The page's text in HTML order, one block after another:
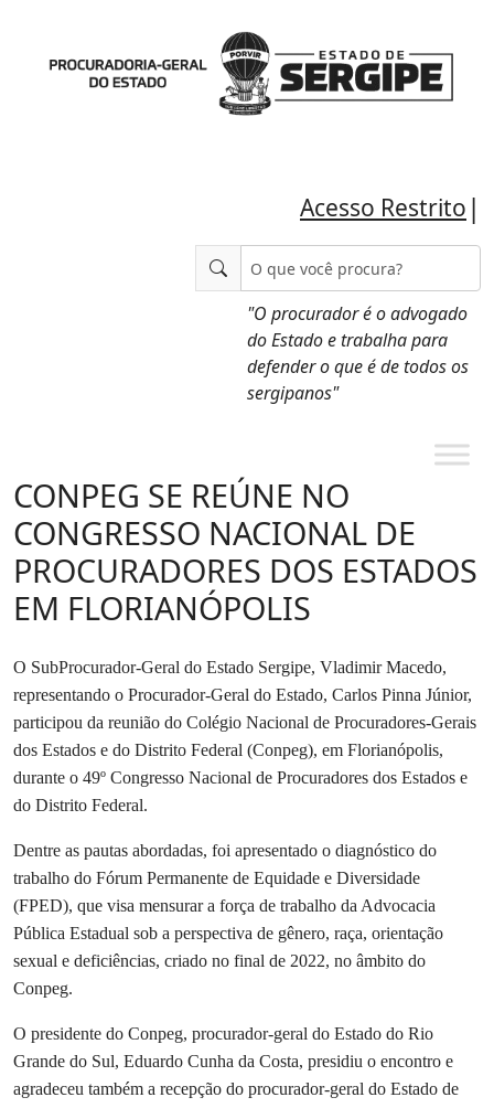
Acesso Restrito |
"O procurador é o advogado
do Estado e trabalha para
defender o que é de todos os
sergipanos"
CONPEG SE REÚNE NO
CONGRESSO NACIONAL DE
PROCURADORES DOS ESTADOS
EM FLORIANÓPOLIS
O SubProcurador-Geral do Estado Sergipe, Vladimir Macedo,
representando o Procurador-Geral do Estado, Carlos Pinna Júnior,
participou da reunião do Colégio Nacional de Procuradores-Gerais
dos Estados e do Distrito Federal (Conpeg), em Florianópolis,
durante o 49º Congresso Nacional de Procuradores dos Estados e
do Distrito Federal.
Dentre as pautas abordadas, foi apresentado o diagnóstico do
trabalho do Fórum Permanente de Equidade e Diversidade
(FPED), que visa mensurar a força de trabalho da Advocacia
Pública Estadual sob a perspectiva de gênero, raça, orientação
sexual e deficiências, criado no final de 2022, no âmbito do
Conpeg.
O presidente do Conpeg, procurador-geral do Estado do Rio
Grande do Sul, Eduardo Cunha da Costa, presidiu o encontro e
agradeceu também a recepção do procurador-geral do Estado de